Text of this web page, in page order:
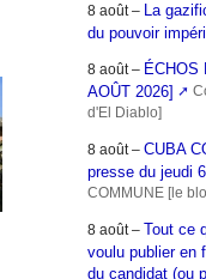
8 août – La
du pouvoir
8 août – ÉCHOS
AOÛT 2026]
d'El Diablo]
8 août – CUBA
presse du jeudi
COMMUNE [le
8 août – Tout ce
voulu publier en
du candidat (ou